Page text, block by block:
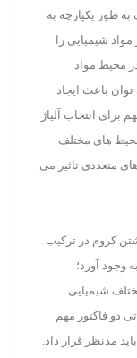
طور یکپارچه به
شیمیایی را
محیط مواد
باعث ایجاد
انتخاب آلیاژ
های مختلف
متعددی تاثیر می
کروم در ترکیب
وجود آورد؛
شیمیایی
دو فاکتور مهم
مدنظر قرار داد.